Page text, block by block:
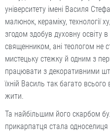
університету імені Василя
малюнок, кераміку, технології
згодом здобув духовну освіту в
священником, ані теологом не
мистецьку стежку й одним з
працювати з декоративними
їхній Василь так багато
жити.
Та найбільшим його скарбом
прикарпатця стала